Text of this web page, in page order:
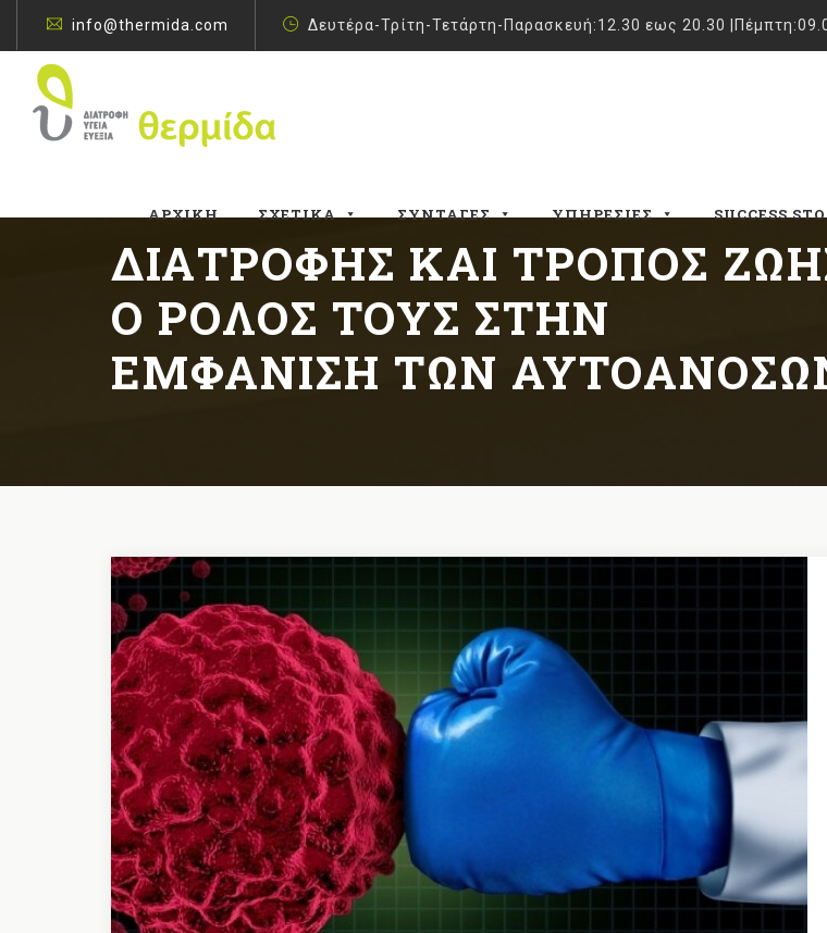
info@thermida.com Δευτέρα-Τρίτη-Τετάρτη-Παρασκευή:12.30 εως 20.30
ΑΡΧΙΚΉ ΣΧΕΤΙΚΆ ΣΥΝΤΑΓΈΣ ΥΠΗΡΕΣΊΕΣ SUCCESS
ΔΙΑΤΡΟΦΉΣ ΚΑΙ ΤΡΌΠΟΣ
O ΡΌΛΟΣ ΤΟΥΣ ΣΤΗΝ
ΕΜΦΆΝΙΣΗ ΤΩΝ